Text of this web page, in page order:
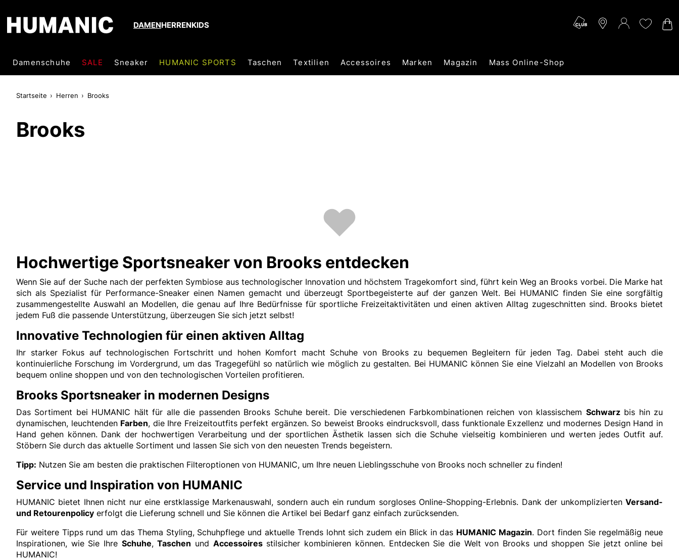
DAMENHERRENKIDS
Damenschuhe SALE Sneaker HUMANIC SPORTS Taschen Textilien Accessoires Marken Magazin Mass Online-Shop
Startseite Herren Brooks
Brooks
Hochwertige Sportsneaker von Brooks entdecken
Wenn Sie auf der Suche nach der perfekten Symbiose aus technologischer Innovation und höchstem Tragekomfort sind, führt kein Weg an Brooks vorbei. Die Marke hat
sich als Spezialist für Performance-Sneaker einen Namen gemacht und überzeugt Sportbegeisterte auf der ganzen Welt. Bei HUMANIC finden Sie eine sorgfältig
zusammengestellte Auswahl an Modellen, die genau auf Ihre Bedürfnisse für sportliche Freizeitaktivitäten und einen aktiven Alltag zugeschnitten sind. Brooks bietet
jedem Fuß die passende Unterstützung, überzeugen Sie sich jetzt selbst!
Innovative Technologien für einen aktiven Alltag
Ihr starker Fokus auf technologischen Fortschritt und hohen Komfort macht Schuhe von Brooks zu bequemen Begleitern für jeden Tag. Dabei steht auch die
kontinuierliche Forschung im Vordergrund, um das Tragegefühl so natürlich wie möglich zu gestalten. Bei HUMANIC können Sie eine Vielzahl an Modellen von Brooks
bequem online shoppen und von den technologischen Vorteilen profitieren.
Brooks Sportsneaker in modernen Designs
Das Sortiment bei HUMANIC hält für alle die passenden Brooks Schuhe bereit. Die verschiedenen Farbkombinationen reichen von klassischem Schwarzbis hin zu
dynamischen, leuchtenden Farben, die Ihre Freizeitoutfits perfekt ergänzen. So beweist Brooks eindrucksvoll, dass funktionale Exzellenz und modernes Design Hand in
Hand gehen können. Dank der hochwertigen Verarbeitung und der sportlichen Ästhetik lassen sich die Schuhe vielseitig kombinieren und werten jedes Outfit auf.
Stöbern Sie durch das aktuelle Sortiment und lassen Sie sich von den neuesten Trends begeistern.
Tipp: Nutzen Sie am besten die praktischen Filteroptionen von HUMANIC, um Ihre neuen Lieblingsschuhe von Brooks noch schneller zu finden!
Service und Inspiration von HUMANIC
HUMANIC bietet Ihnen nicht nur eine erstklassige Markenauswahl, sondern auch ein rundum sorgloses Online-Shopping-Erlebnis. Dank der unkomplizierten Versand-
und Retourenpolicy erfolgt die Lieferung schnell und Sie können die Artikel bei Bedarf ganz einfach zurücksenden.
Für weitere Tipps rund um das Thema Styling, Schuhpflege und aktuelle Trends lohnt sich zudem ein Blick in das HUMANIC Magazin. Dort finden Sie regelmäßig neue
Inspirationen, wie Sie Ihre Schuhe,Taschen und Accessoiresstilsicher kombinieren können. Entdecken Sie die Welt von Brooks und shoppen Sie jetzt online bei
HUMANIC!